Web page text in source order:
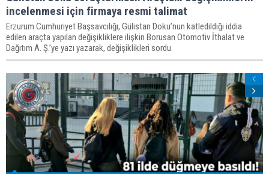
incelenmesi için firmaya resmi talimat
Erzurum Cumhuriyet Başsavcılığı, Gülistan Doku’nun katledildiği iddia
edilen araçta yapılan değişikliklere ilişkin Borusan Otomotiv İthalat ve
Dağıtım A. Ş.’ye yazı yazarak, değişiklikleri sordu.